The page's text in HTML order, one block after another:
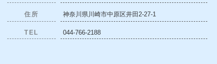
住所 神奈川県川崎市中原区井田2-27-1
TEL 044-766-2188